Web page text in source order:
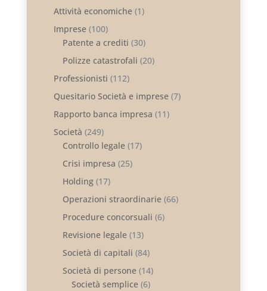
Attività economiche(1)
Imprese(100)
Patente a crediti (30)
Polizze catastrofali (20)
Professionisti (112)
Quesitario Società e imprese(7)
Rapporto banca impresa (11)
Società (249)
Controllo legale(17)
Crisi impresa (25)
Holding(17)
Operazioni straordinarie(66)
Procedure concorsuali (6)
Revisione legale(13)
Società di capitali (84)
Società di persone(14)
Società semplice(6)